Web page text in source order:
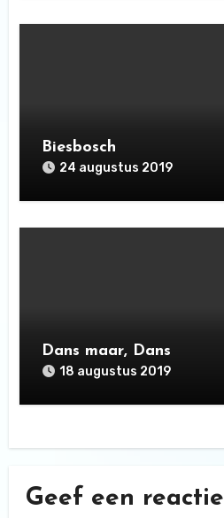
Biesbosch
24 augustus 2019
Dans maar, Dans
18 augustus 2019
Geef een reactie